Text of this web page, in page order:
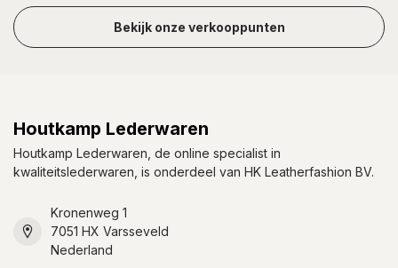
Bekijk onze verkooppunten
Houtkamp Lederwaren
Houtkamp Lederwaren, de online specialist in
kwaliteitslederwaren, is onderdeel van HK Leatherfashion BV.
Kronenweg 1
7051 HX Varsseveld
Nederland